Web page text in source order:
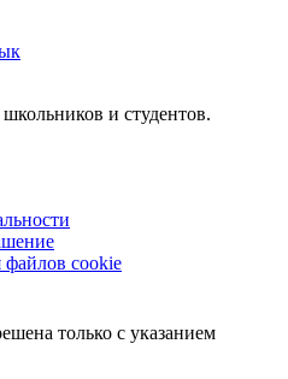
и студентов.
файлов cookie
только с указанием